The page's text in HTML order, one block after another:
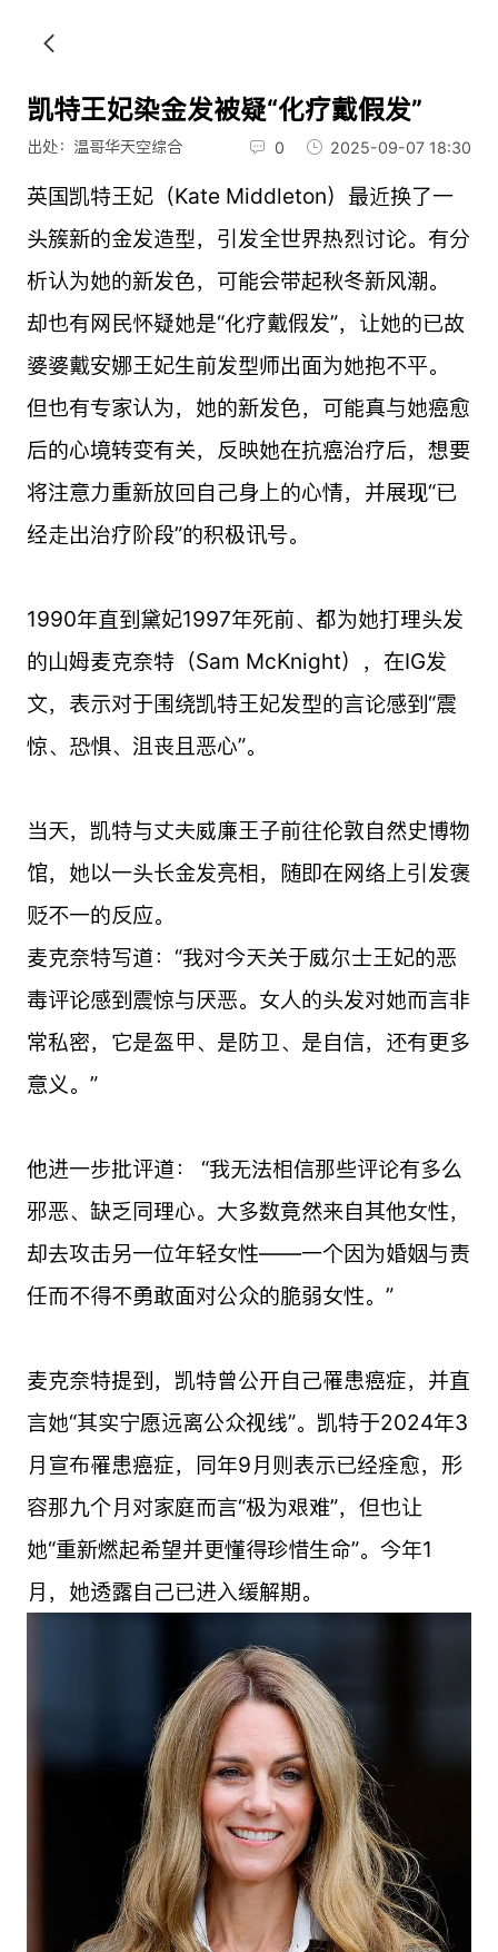
凯特王妃染金发被疑“化疗戴假发”
出处：温哥华天空综合 0 2025-09-07 18:30
英国凯特王妃（Kate Middleton）最近换了一
头簇新的金发造型，引发全世界热烈讨论。有分
析认为她的新发色，可能会带起秋冬新风潮。
却也有网民怀疑她是“化疗戴假发”，让她的已故
婆婆戴安娜王妃生前发型师出面为她抱不平。
但也有专家认为，她的新发色，可能真与她癌愈
后的心境转变有关，反映她在抗癌治疗后，想要
将注意力重新放回自己身上的心情，并展现“已
经走出治疗阶段”的积极讯号。
1990年直到黛妃1997年死前、都为她打理头发
的山姆麦克奈特（Sam McKnight），在IG发
文，表示对于围绕凯特王妃发型的言论感到“震
惊、恐惧、沮丧且恶心”。
当天，凯特与丈夫威廉王子前往伦敦自然史博物
馆，她以一头长金发亮相，随即在网络上引发褒
贬不一的反应。
麦克奈特写道：“我对今天关于威尔士王妃的恶
毒评论感到震惊与厌恶。女人的头发对她而言非
常私密，它是盔甲、是防卫、是自信，还有更多
意义。”
他进一步批评道： “我无法相信那些评论有多么
邪恶、缺乏同理心。大多数竟然来自其他女性，
却去攻击另一位年轻女性——一个因为婚姻与责
任而不得不勇敢面对公众的脆弱女性。”
麦克奈特提到，凯特曾公开自己罹患癌症，并直
言她“其实宁愿远离公众视线”。凯特于2024年3
月宣布罹患癌症，同年9月则表示已经痊愈，形
容那九个月对家庭而言“极为艰难”，但也让
她“重新燃起希望并更懂得珍惜生命”。今年1
月，她透露自己已进入缓解期。